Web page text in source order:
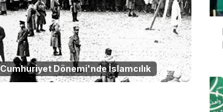
Cumhuriyet Dönemi'nde İslamcılık